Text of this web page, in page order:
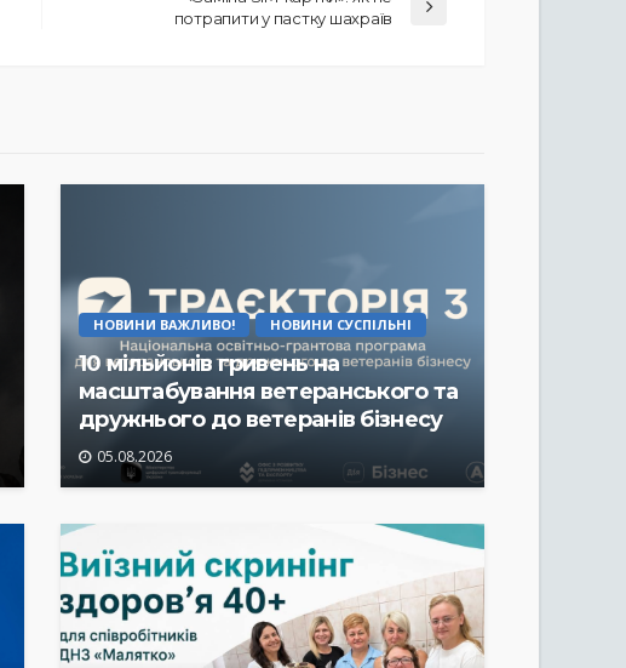
потрапити у пастку шахраїв
НОВИНИ ВАЖЛИВО! НОВИНИ СУСПІЛЬНІ
10 мільйонів гривень на
масштабування ветеранського та
дружнього до ветеранів бізнесу
05.08.2026